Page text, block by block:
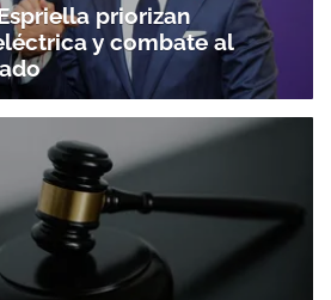
priorizan
y combate al